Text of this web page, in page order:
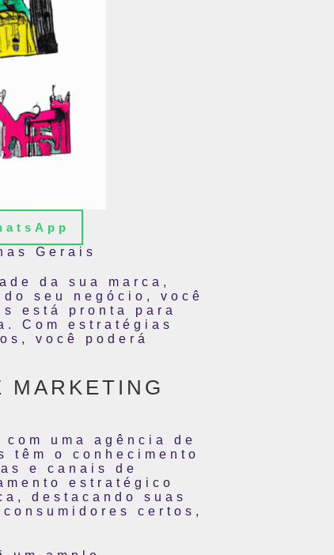
Gerais
da sua marca,
seu negócio, você
está pronta para
Com estratégias
você poderá
MARKETING
uma agência de
o conhecimento
e canais de
estratégico
destacando suas
certos,